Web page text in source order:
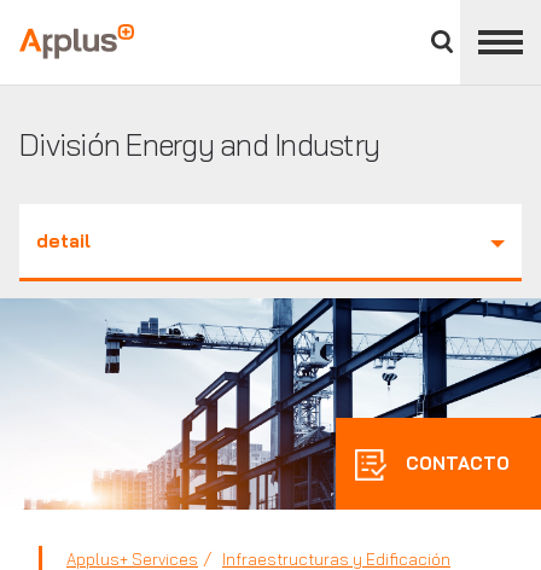
panel
Applus+
División Energy and Industry
detail
CONTACTO
Applus+ Services
Infraestructuras y Edificación